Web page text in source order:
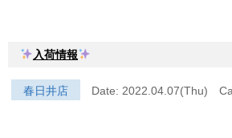
入荷情報
春日井店 Date: 2022.04.07(Thu)